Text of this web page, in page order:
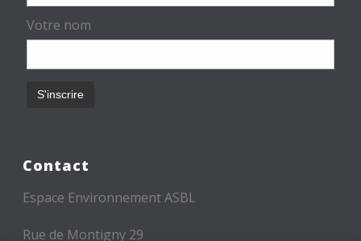
Votre nom
Contact
Espace Environnement ASBL
Rue de Montigny 29